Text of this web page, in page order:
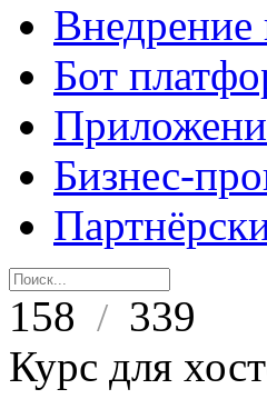
Внедрение
Бот
Бизнес-
158 / 339
Курс для